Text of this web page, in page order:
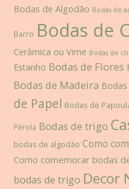
Bodas de Algodão Bodas de
Barro Bodas de
Cerâmica ou Vime Bodas de
Estanho Bodas de Flores
Bodas de Madeira
de Papel Bodas de
Pérola Bodas de trigo
bodas de algodão Como
Como comemorar bodas
bodas de trigo Decor